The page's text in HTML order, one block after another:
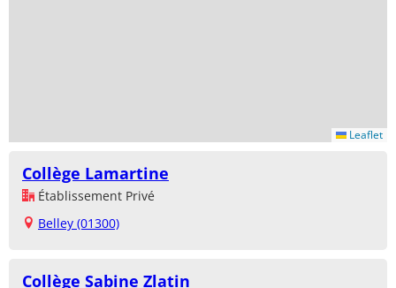
Leaflet
Collège Lamartine
Établissement Privé
Belley (01300)
Collège Sabine Zlatin